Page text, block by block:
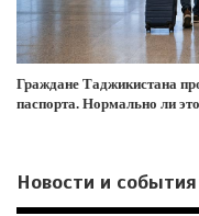
Граждане Таджикистана
паспорта. Нормально ли
Новости и события